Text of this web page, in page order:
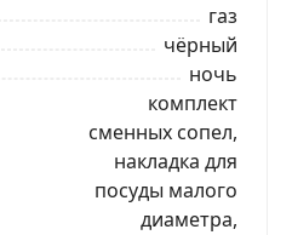
газ
чёрный
ночь
комплект
сменных сопел,
накладка для
посуды малого
диаметра,